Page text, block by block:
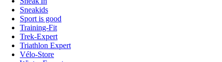
Sneakids
Sport is good
Training-Fit
Trek-Expert
Triathlon Expert
Vélo-Store